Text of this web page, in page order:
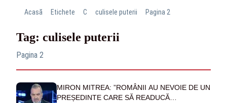
Acasă Etichete C culisele puterii Pagina 2
Tag: culisele puterii
Pagina 2
MIRON MITREA: ”ROMÂNII AU NEVOIE DE UN
PREȘEDINTE CARE SĂ READUCĂ